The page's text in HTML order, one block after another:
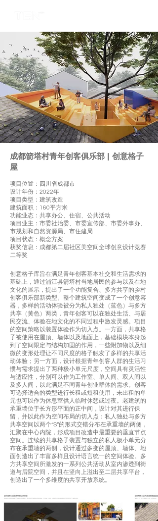
成都箭塔村青年创客俱乐部 | 创意格子
屋
项目位置：四川省成都市
设计年份：2022年
项目类型：建筑改造
建筑面积：160平方米
功能业态：共享办公、住宿、公共活动
项目业主：市委社治委、市委宣传部、市委外事办、
市规划和自然资源局、市住建局
项目状态：概念方案
获奖信息：成都第二届社区美空间全球创意设计竞赛
二等奖
创意格子库旨在满足青年创客基本社交和生活需求的
基础上，通过浦江县箭塔村当地居民的参与以及在地
文化的展示，提出了一个功能复合、多方共享的乡村
创客俱乐部新类型。整个建筑空间变成了一个创意容
器，多样的活动体验被分为私人独处（蓝色）与多方
共享（黄色）两类，青年创客可以在独处生活、与居
民交流、体验在地文化的不同过程中激发灵感。项目
的空间策略以装置体验作为切入点。一方面，共享格
子被使用在屋顶、墙体以及地面上，基础模块本身起
到了空间限定与结构加固的作用，一些附加物以及细
微的变形处理让不同尺度的格子触发了多样的共享活
动体验；另一方面，设计根据青年创客人群的生活习
惯与需求提出了两种极小单元尺度，空间具有灵活性
与适应性，分别可以作为工作室、单人间、双人间以
及多人间，以此满足不同青年创业群体的需求。创客
可选择适合的类型进行长租或短租使用，未出租的单
元也可以作为休息室供人临时休憩或过夜。老建筑的
承重墙位于长方形平面的正中间，设计对其进行保
留，并以此作为空间布局的切入点：私人独处与多方
共享空间以两个“S”的形式交错分布在承重墙的两侧，
汇聚在中心内院，形成项目改造中最重要的垂直节点
空间。连续的共享格子装置与独立的私人极小单元分
布在承重墙的两侧，设计通过多变的屋顶、墙体、地
面创造出了丰富多样且设计语言统一的空间体验。多
方共享空间所激发的一系列公共活动从室内渗透到街
道与后院空间，并且在竖向上溢出至二层共享平台，
创造出了一个多维度的共享开放系统。